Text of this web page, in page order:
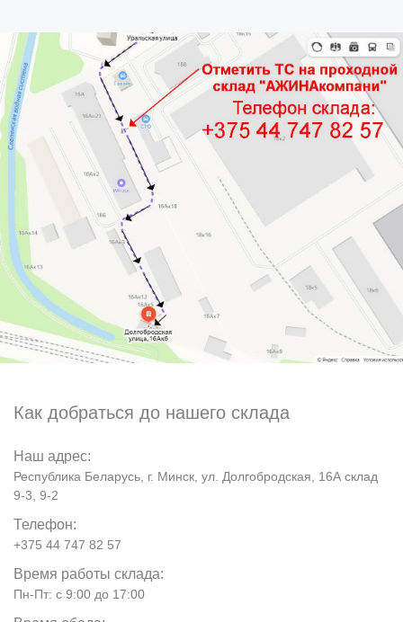
Как добраться до нашего склада
Наш адрес:
Республика Беларусь, г. Минск, ул. Долгобродская, 16А склад
9-3, 9-2
Телефон:
+375 44 747 82 57
Время работы склада:
Пн-Пт: с 9:00 до 17:00